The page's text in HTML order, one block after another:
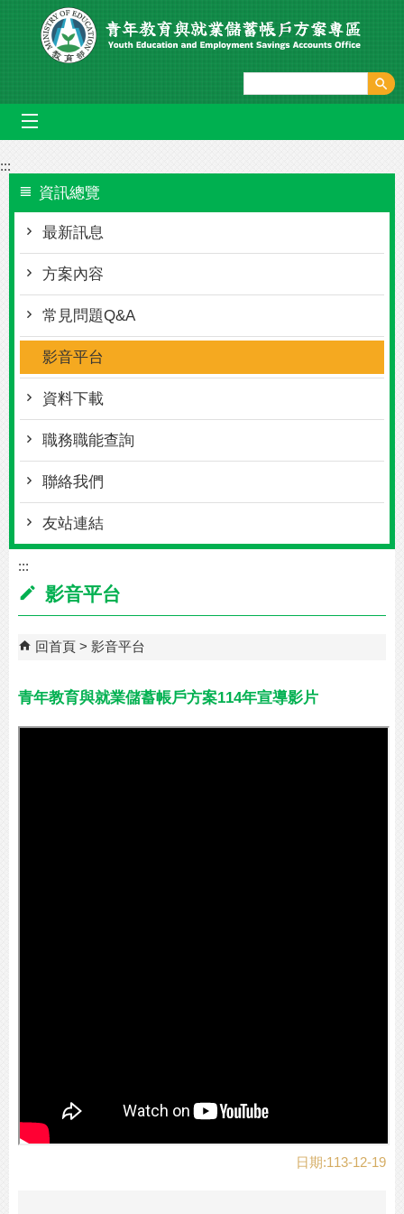
跳到主要內容區塊
:::
資訊總覽
最新訊息
方案內容
常見問題Q&A
影音平台
資料下載
職務職能查詢
聯絡我們
友站連結
:::
影音平台
回首頁 影音平台
青年教育與就業儲蓄帳戶方案114年宣導影片
日期:113-12-19